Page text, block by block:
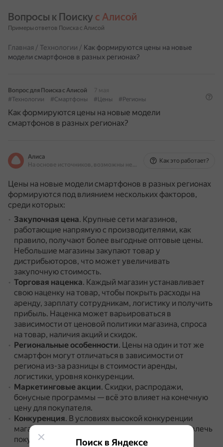
Вопросы к Поиску с Алисой
Примеры ответов Поиска с Алисой
Главная / Технологии / Как формируются цены на новые
модели смартфонов в разных регионах?
Вопрос для Поиска с Алисой
7 мая
#Технологии
#Смартфоны #Цены #Регионы
Как формируются цены на новые модели
смартфонов в разных регионах?
Алиса
На основе источников, возможны неточности
Как это работает?
Цены на новые модели смартфонов в разных регионах
формируются под влиянием нескольких факторов,
среди которых:
Закупочная цена. Крупные сети магазинов,
работающие напрямую с производителями, как
правило, получают более выгодные оптовые цены.
Небольшие магазины закупают товар у
дистрибьюторов, что может увеличивать
закупочную стоимость.
Торговая наценка. Каждый магазин устанавливает
свою наценку на товар, чтобы покрыть расходы на
аренду, зарплату сотрудникам, логистику и получить
прибыль. Наценка может варьироваться в
зависимости от ценовой политики магазина, спроса
на товар, наличия акций и скидок.
Региональные особенности. Цены на один и тот же
смартфон могут отличаться в зависимости от
региона из-за разницы в стоимости аренды,
логистики, уровня конкуренции.
Маркетинговые акции. Скидки, распродажи,
бонусные программы — всё это влияет на конечную
цену для покупателя.
Конкуренция. В условиях высокой конкуренции
магазины вынуждены снижать цены, чтобы привлечь
покупателей.
Поиск в Яндексе